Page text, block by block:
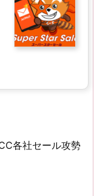
各社セール攻勢